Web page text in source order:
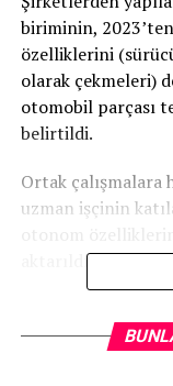
biriminin,
özelliklerini
olarak çekmeleri)
otomobil parçası
belirtildi.
Ortak çalışmalara
uzman işçinin
aktarıldı.
ilişkin